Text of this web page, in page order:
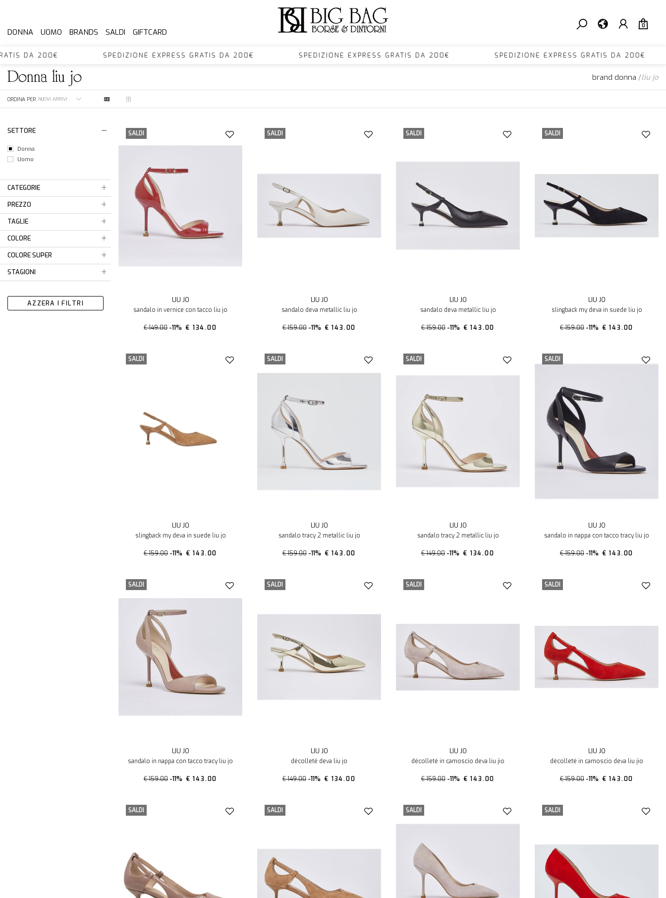
0
DONNA UOMO BRANDS SALDI GIFTCARD
DA 200€ SPEDIZIONE EXPRESS GRATIS DA 200€ SPEDIZIONE EXPRESS GRATIS DA 200€ SPEDIZIONE EXPRESS GRATIS DA
donnaliu jo brand donna /liu jo
ORDINA PER
SETTORE
Donna
Uomo
CATEGORIE
PREZZO
TAGLIE
COLORE
COLORE SUPER
STAGIONI
AZZERA I FILTRI
SALDI
LIU JO
sandalo in vernice con tacco liu jo
€ 149.00 -11% € 134.00
SALDI
LIU JO
sandalo deva metallic liu jo
€ 159.00 -11% € 143.00
SALDI
LIU JO
sandalo deva metallic liu jo
€ 159.00 -11% € 143.00
SALDI
LIU JO
slingback my deva in suede liu jo
€ 159.00 -11% € 143.00
SALDI
LIU JO
slingback my deva in suede liu jo
€ 159.00 -11% € 143.00
SALDI
LIU JO
sandalo tracy 2 metallic liu jo
€ 159.00 -11% € 143.00
SALDI
LIU JO
sandalo tracy 2 metallic liu jo
€ 149.00 -11% € 134.00
SALDI
LIU JO
sandalo in nappa con tacco tracy liu jo
€ 159.00 -11% € 143.00
SALDI
LIU JO
sandalo in nappa con tacco tracy liu jo
€ 159.00 -11% € 143.00
SALDI
LIU JO
décolleté deva liu jo
€ 149.00 -11% € 134.00
SALDI
LIU JO
décolleté in camoscio deva liu jio
€ 159.00 -11% € 143.00
SALDI
LIU JO
décolleté in camoscio deva liu jio
€ 159.00 -11% € 143.00
SALDI SALDI SALDI SALDI